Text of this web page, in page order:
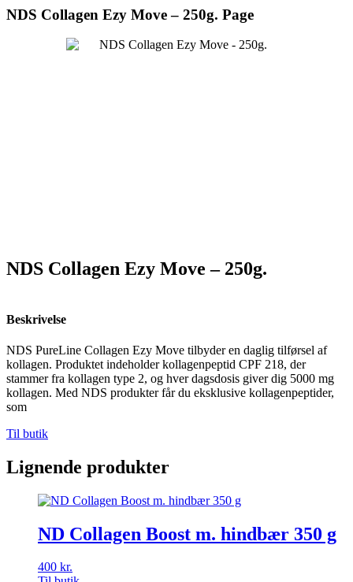
NDS Collagen Ezy Move – 250g. Page
NDS Collagen Ezy Move – 250g.
Beskrivelse
NDS PureLine Collagen Ezy Move tilbyder en daglig tilførsel af
kollagen. Produktet indeholder kollagenpeptid CPF 218, der
stammer fra kollagen type 2, og hver dagsdosis giver dig 5000 mg
kollagen. Med NDS produkter får du eksklusive kollagenpeptider,
som
Til butik
Lignende produkter
ND Collagen Boost m. hindbær 350 g
400 kr.